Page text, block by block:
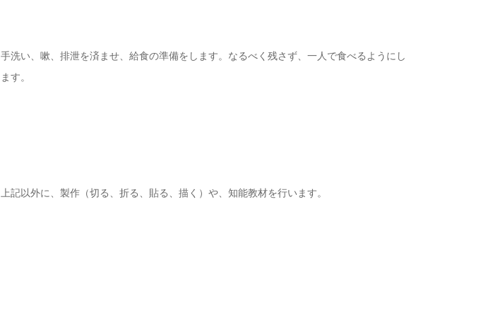
手洗い、嗽、排泄を済ませ、給食の準備をします。なるべく残さず、一人で食べるようにし
ます。
上記以外に、製作（切る、折る、貼る、描く）や、知能教材を行います。